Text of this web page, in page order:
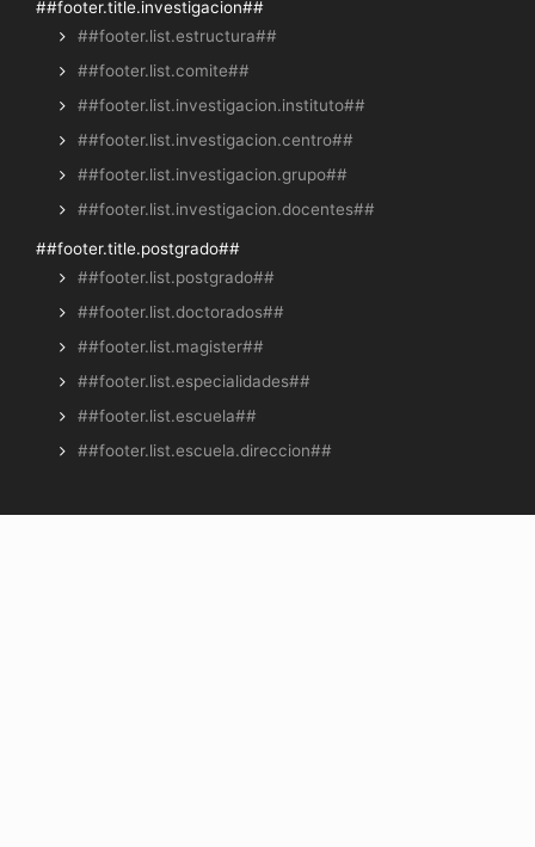
##footer.title.investigacion##
##footer.list.estructura##
##footer.list.comite##
##footer.list.investigacion.instituto##
##footer.list.investigacion.centro##
##footer.list.investigacion.grupo##
##footer.list.investigacion.docentes##
##footer.title.postgrado##
##footer.list.postgrado##
##footer.list.doctorados##
##footer.list.magister##
##footer.list.especialidades##
##footer.list.escuela##
##footer.list.escuela.direccion##